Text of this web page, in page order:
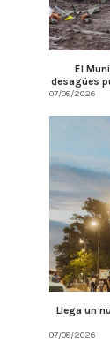
El
desagües
07/08/2026
Llega un
07/08/2026